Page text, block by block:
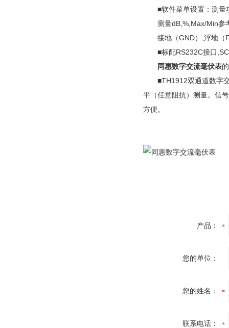
■软件菜单设置：测量
测量dB,%,Max/Min参
接地（GND）,浮地（
■标配RS232C接口
同惠数字交流毫伏表
■TH1912双通道数字交
平（任意阻抗）测量。信
方便。
产品：
您的单位：
您的姓名：
联系电话：